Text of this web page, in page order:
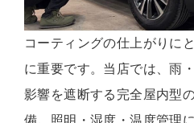
コーティングの仕上がりに
に重要です。当店では、雨
影響を遮断する完全屋内型
備。照明・湿度・温度管理